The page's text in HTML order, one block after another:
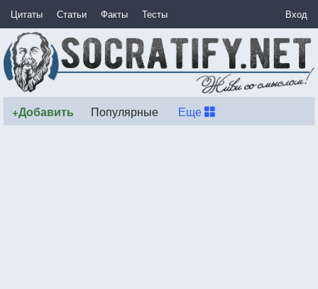
Цитаты Статьи Факты Тесты Вход
+Добавить Популярные Еще